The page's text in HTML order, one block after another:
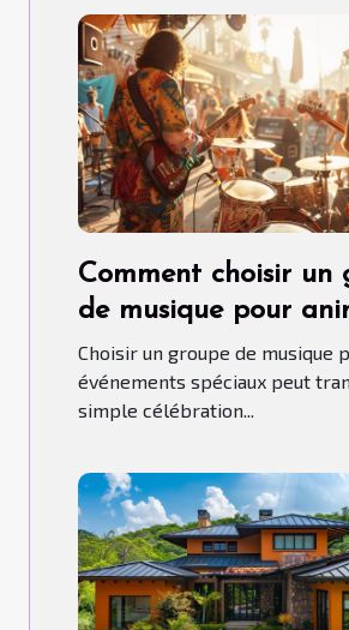
Comment choisir un
de musique pour
événements spéciaux
Choisir un groupe de musique
événements spéciaux peut
simple célébration...